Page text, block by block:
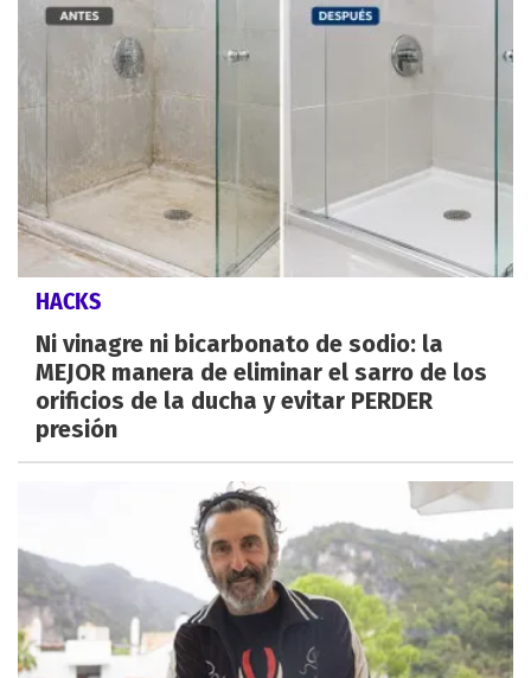
HACKS
Ni vinagre ni bicarbonato de sodio: la
MEJOR manera de eliminar el sarro de los
orificios de la ducha y evitar PERDER
presión